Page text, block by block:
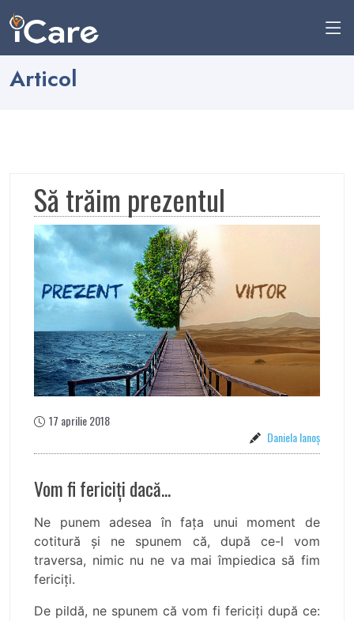
Articol
Să trăim prezentul
17 aprilie 2018
Daniela Ianoş
Vom fi fericiţi dacă...
Ne punem adesea în faţa unui moment de
cotitură şi ne spunem că, după ce-l vom
traversa, nimic nu ne va mai împiedica să fim
fericiţi.
De pildă, ne spunem că vom fi fericiţi după ce: